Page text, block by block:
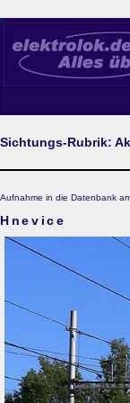
Sichtungs-Rubrik:
Aufnahme in die Datenbank
Hnevice